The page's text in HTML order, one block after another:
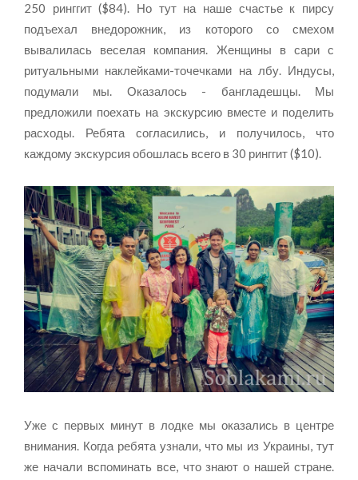
250 ринггит ($84). Но тут на наше счастье к пирсу
подъехал внедорожник, из которого со смехом
вывалилась веселая компания. Женщины в сари с
ритуальными наклейками-точечками на лбу. Индусы,
подумали мы. Оказалось - бангладешцы. Мы
предложили поехать на экскурсию вместе и поделить
расходы. Ребята согласились, и получилось, что
каждому экскурсия обошлась всего в 30 ринггит ($10).
Уже с первых минут в лодке мы оказались в центре
внимания. Когда ребята узнали, что мы из Украины, тут
же начали вспоминать все, что знают о нашей стране.